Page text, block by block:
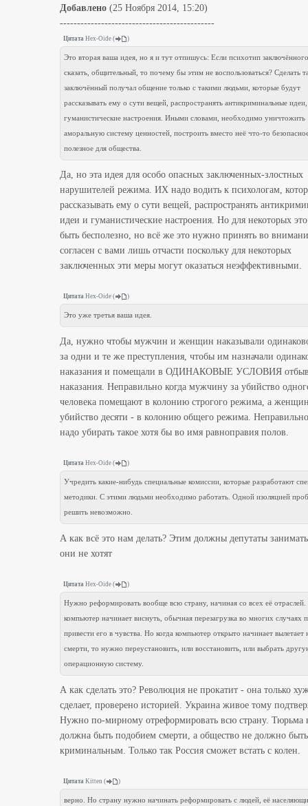
Добавлено (25 Ноября 2014, 15:20)
---------------------------------------------
Цитата Hex-Oide ( )
Это вторая ваша идея, но я и тут отпишусь: Если психотип
сказать, общительный, то почему бы этим не воспользоваться? Сделать
заключённый получал общение только с такими людьми, которые будут
рассказывать ему о сути вещей, распространять антикриминальные идеи,
гуманистические настроения. Иными словами, необходимо уничтожить
аморальную систему ценностей, построить вместо неё что-то
полезное для общества.
Да, но эта идея для особо опасных заключенных-злостных
нарушителей режима. ИХ надо водить к психологам,
рассказывать ему о сути вещей, распространять
идеи и гуманистические настроения. Но для некоторых
быть бесполезно, но всё же это нужно принять во
согласен с вами лишь отчасти поскольку для некоторых
заключенных эти меры могут оказаться неэффективными.
Цитата Hex-Oide ( )
Это уже третья ваша идея.
Да, нужно чтобы мужчин и женщин наказывали
за одни и те же преступления, чтобы им назначали
наказания и помещали в ОДИНАКОВЫЕ УСЛОВИЯ
наказания. Неправильно когда мужчину за убийство
человека помещают в колонию строгого режима, а
убийство десяти - в колонию общего режима.
надо убирать такое хотя бы во имя равноправия полов.
Цитата Hex-Oide ( )
Учредить какие-нибудь специальные комиссии, которые разработают
методики. С этими людьми необходимо работать. Одной изоляцией
решить невозможно.
А как всё это нам делать? Этим должны депутаты
они не хотят
Цитата Hex-Oide ( )
Нужно реформировать вообще всю страну, начиная со всех её отраслей.
компьютер начинает виснуть, обычная перезагрузка во многих случаях
привести его в чувства. Но когда компьютер открыто начинает вылетает
смерти, то нужно переустановить, или восстановить, или выбрать
операционную систему.
А как сделать это? Революция не прокатит - она только
сделает, проверено историей. Украина живое тому
Нужно по-мирному отреформировать всю страну. Тюрьма
должна быть подобием смерти, а общество не должно быть
криминальным. Только так Россия сможет встать с колен.
Цитата Kitten ( )
верно. Но страну нужно начинать реформировать с людей, её